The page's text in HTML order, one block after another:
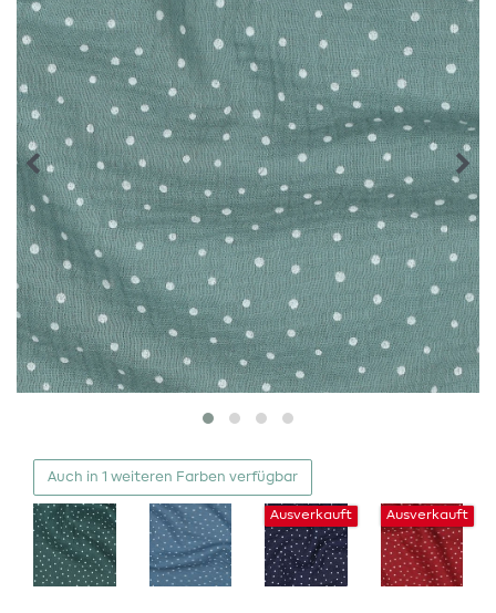
Auch in 1 weiteren Farben verfügbar
Ausverkauft Ausverkauft